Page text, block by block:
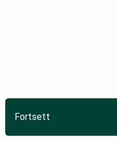
Fortsett